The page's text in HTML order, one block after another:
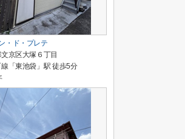
・ド・プレテ
京区大塚６丁目
「東池袋」駅 徒歩5分